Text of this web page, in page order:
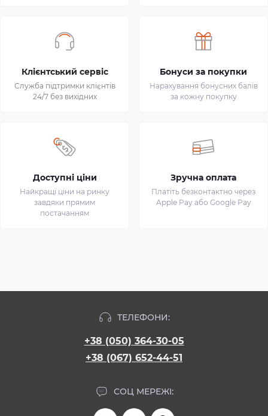
Клієнтський сервіс
Служба підтримки клієнтів
24/7 без вихідних
Бонуси за покупки
Нарахування бонусних балів
за кожну покупку
Доступні ціни
Найкращі ціни на ринку
завдяки прямим
постачанням
Зручна оплата
Платіть безконтактно через
Apple Pay або Google Pay
ТЕЛЕФОНИ:
+38 (050) 364-30-05
+38 (067) 652-44-51
СОЦ МЕРЕЖІ: